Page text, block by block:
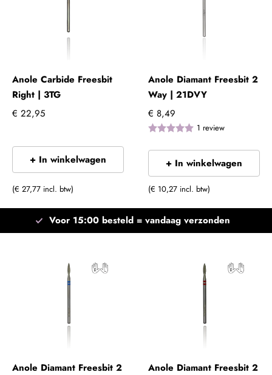
Anole Carbide Freesbit
Right | 3TG
€ 22,95
+ In winkelwagen
(€ 27,77 incl. btw)
Anole Diamant Freesbit 2
Way | 21DVY
€ 8,49
1 review
+ In winkelwagen
(€ 10,27 incl. btw)
Voor 15:00 besteld = vandaag verzonden
Anole Diamant Freesbit 2
Anole Diamant Freesbit 2